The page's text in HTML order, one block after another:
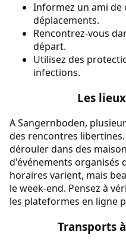
Informez un ami de
déplacements.
Rencontrez-vous
départ.
Utilisez des
infections.
Les
A Sangernboden,
des rencontres
dérouler dans des
d'événements organisés
horaires varient, mais
le week-end. Pensez à
les plateformes en ligne
Transports